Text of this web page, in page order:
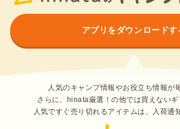
アプリをダウンロードす
人気のキャンプ情報やお役立ち情報が
さらに、hinata厳選！の他では買えないギ
人気ですぐ売り切れるアイテムは、入荷通